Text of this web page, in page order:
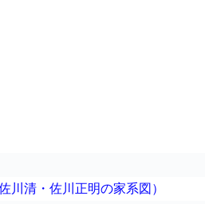
川清・佐川正明の家系図）